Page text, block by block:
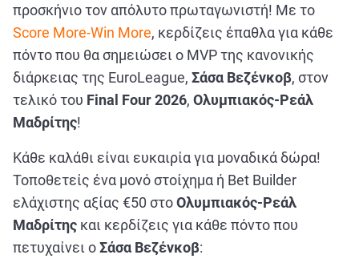
προσκήνιο τον απόλυτο πρωταγωνιστή! Με το
Score More-Win More, κερδίζεις έπαθλα για κάθε
πόντο που θα σημειώσει ο MVP της κανονικής
διάρκειας της EuroLeague, Σάσα Βεζένκοβ, στον
τελικό του Final Four2026, Ολυμπιακός-Ρεάλ
Μαδρίτης!
Κάθε καλάθι είναι ευκαιρία για μοναδικά δώρα!
Τοποθετείς ένα μονό στοίχημα ή Bet Builder
ελάχιστης αξίας €50 στοΟλυμπιακός-Ρεάλ
Μαδρίτης και κερδίζεις για κάθε πόντο που
πετυχαίνει οΣάσα Βεζένκοβ: